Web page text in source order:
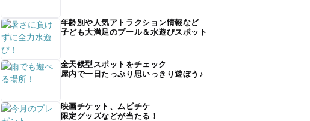
年齢別や人気アトラクション情報など
子ども大満足のプール＆水遊びスポット
全天候型スポットをチェック
屋内で一日たっぷり思いっきり遊ぼう♪
映画チケット、ムビチケ
限定グッズなどが当たる！